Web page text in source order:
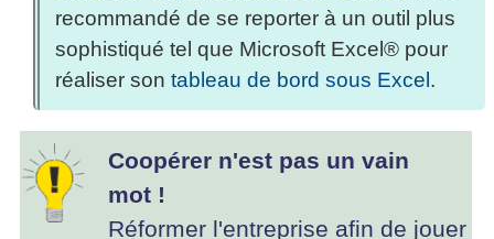
recommandé de se reporter à un outil plus
sophistiqué tel que Microsoft Excel® pour
réaliser son tableau de bord sous Excel .
Coopérer n'est pas un vain
mot !
Réformer l'entreprise afin de jouer